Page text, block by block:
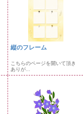
縦のフレーム
こちらのページを開いて頂き
ありが...